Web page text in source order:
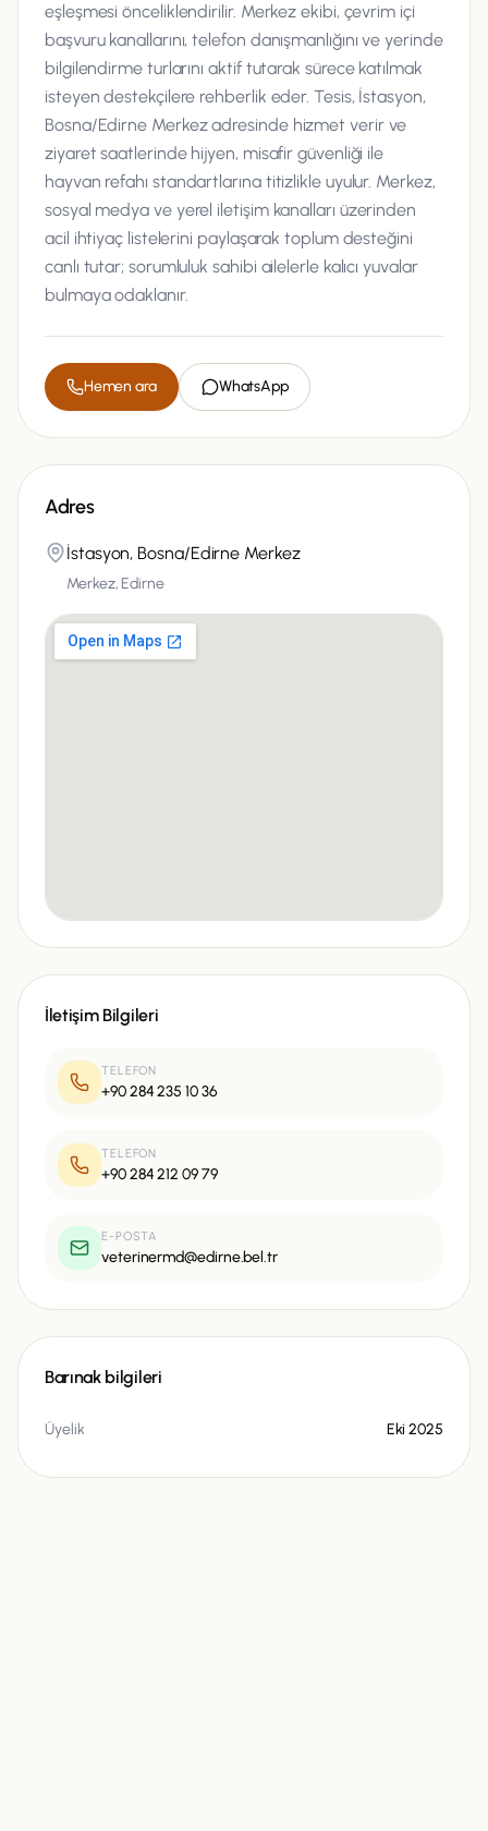
eşleşmesi önceliklendirilir. Merkez ekibi, çevrim içi
başvuru kanallarını, telefon danışmanlığını ve yerinde
bilgilendirme turlarını aktif tutarak sürece katılmak
isteyen destekçilere rehberlik eder. Tesis, İstasyon,
Bosna/Edirne Merkez adresinde hizmet verir ve
ziyaret saatlerinde hijyen, misafir güvenliği ile
hayvan refahı standartlarına titizlikle uyulur. Merkez,
sosyal medya ve yerel iletişim kanalları üzerinden
acil ihtiyaç listelerini paylaşarak toplum desteğini
canlı tutar; sorumluluk sahibi ailelerle kalıcı yuvalar
bulmaya odaklanır.
Hemen ara WhatsApp
Adres
İstasyon, Bosna/Edirne Merkez
Merkez, Edirne
İletişim Bilgileri
TELEFON
+90 284 235 10 36
TELEFON
+90 284 212 09 79
E-POSTA
veterinermd@edirne.bel.tr
Barınak bilgileri
Üyelik Eki 2025